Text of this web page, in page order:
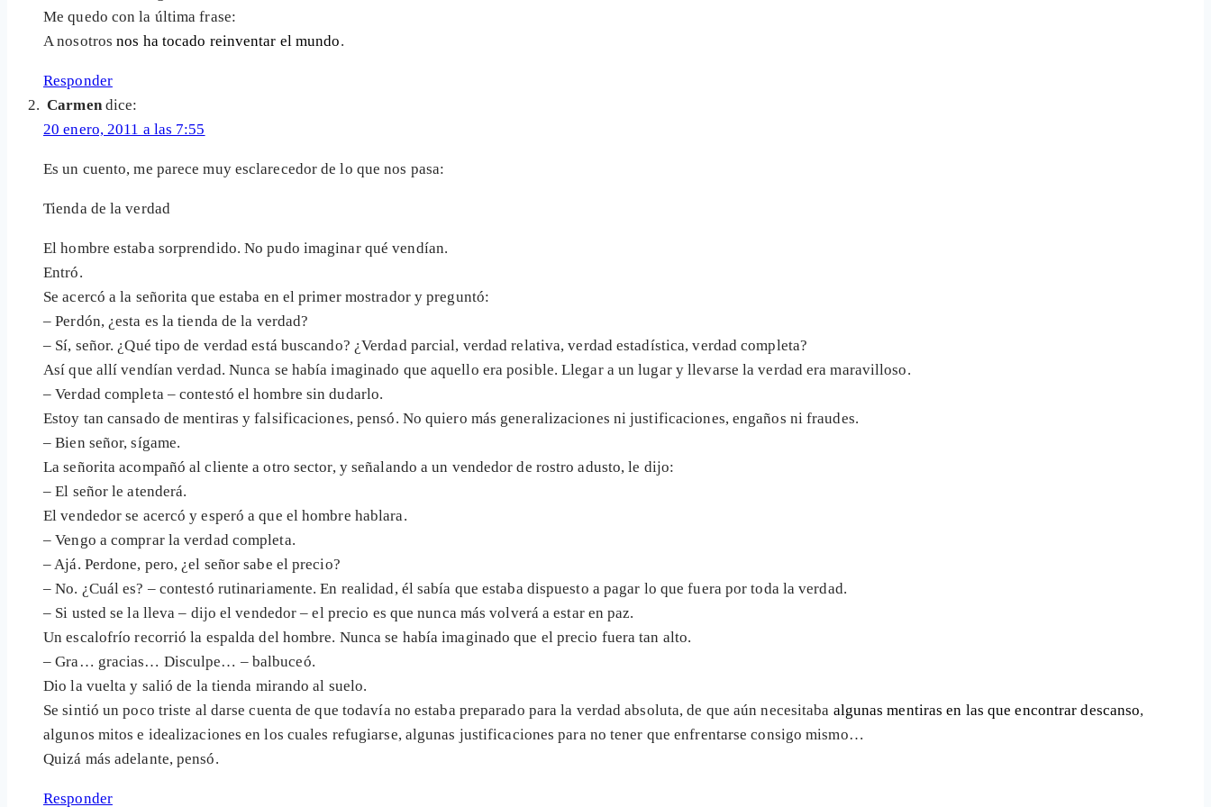
Me quedo con la última frase:
A nosotrosnos ha tocado reinventar el mundo.
Responder
Carmen dice:
20 enero, 2011 a las 7:55
Es un cuento, me parece muy esclarecedor de lo que nos pasa:
Tienda de la verdad
El hombre estaba sorprendido. No pudo imaginar qué vendían.
Entró.
Se acercó a la señorita que estaba en el primer mostrador y preguntó:
– Perdón, ¿esta es la tienda de la verdad?
– Sí, señor. ¿Qué tipo de verdad está buscando? ¿Verdad parcial, verdad relativa, verdad estadística, verdad completa?
Así que allí vendían verdad. Nunca se había imaginado que aquello era posible. Llegar a un lugar y llevarse la verdad era maravilloso.
– Verdad completa – contestó el hombre sin dudarlo.
Estoy tan cansado de mentiras y falsificaciones, pensó. No quiero más generalizaciones ni justificaciones, engaños ni fraudes.
– Bien señor, sígame.
La señorita acompañó al cliente a otro sector, y señalando a un vendedor de rostro adusto, le dijo:
– El señor le atenderá.
El vendedor se acercó y esperó a que el hombre hablara.
– Vengo a comprar la verdad completa.
– Ajá. Perdone, pero, ¿el señor sabe el precio?
– No. ¿Cuál es? – contestó rutinariamente. En realidad, él sabía que estaba dispuesto a pagar lo que fuera por toda la verdad.
– Si usted se la lleva – dijo el vendedor – el precio es que nunca más volverá a estar en paz.
Un escalofrío recorrió la espalda del hombre. Nunca se había imaginado que el precio fuera tan alto.
– Gra… gracias… Disculpe… – balbuceó.
Dio la vuelta y salió de la tienda mirando al suelo.
Se sintió un poco triste al darse cuenta de que todavía no estaba preparado para la verdad absoluta, de que aún necesitaba algunas mentiras en las que encontrar descanso,
algunos mitos e idealizaciones en los cuales refugiarse, algunas justificaciones para no tener que enfrentarse consigo mismo…
Quizá más adelante, pensó.
Responder